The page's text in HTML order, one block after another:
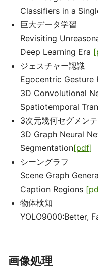
Classifiers in a
巨大データ学習
Revisiting
Deep Learning Era
ジェスチャー認識
Egocentric Gesture
3D Convolutional
Spatiotemporal
3次元幾何セグメン
3D Graph Neural
Segmentation[pdf]
シーングラフ
Scene Graph
Caption Regions
物体検知
YOLO9000:Better,
画像処理